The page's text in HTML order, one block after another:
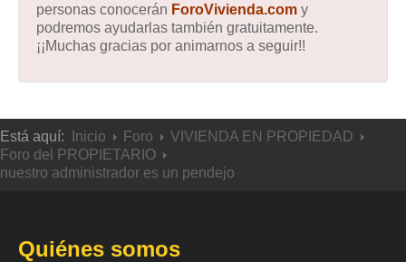
personas conocerán ForoVivienda.com y
podremos ayudarlas también gratuitamente.
¡¡Muchas gracias por animarnos a seguir!!
Está aquí: Inicio Foro
VIVIENDA EN PROPIEDAD
Foro del PROPIETARIO
nuestro administrador es un pendejo
Quiénes somos